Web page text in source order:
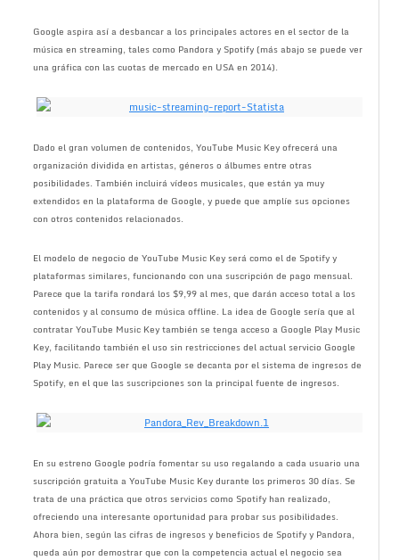
Google aspira así a desbancar a los principales actores en el sector de la
música en streaming, tales como Pandora y Spotify (más abajo se puede ver
una gráfica con las cuotas de mercado en USA en 2014).
Dado el gran volumen de contenidos, YouTube Music Key ofrecerá una
organización dividida en artistas, géneros o álbumes entre otras
posibilidades. También incluirá vídeos musicales, que están ya muy
extendidos en la plataforma de Google, y puede que amplíe sus opciones
con otros contenidos relacionados.
El modelo de negocio de YouTube Music Key será como el de Spotify y
plataformas similares, funcionando con una suscripción de pago mensual.
Parece que la tarifa rondará los $9,99 al mes, que darán acceso total a los
contenidos y al consumo de música offline. La idea de Google sería que al
contratar YouTube Music Key también se tenga acceso a Google Play Music
Key, facilitando también el uso sin restricciones del actual servicio Google
Play Music. Parece ser que Google se decanta por el sistema de ingresos de
Spotify, en el que las suscripciones son la principal fuente de ingresos.
En su estreno Google podría fomentar su uso regalando a cada usuario una
suscripción gratuita a YouTube Music Key durante los primeros 30 días. Se
trata de una práctica que otros servicios como Spotify han realizado,
ofreciendo una interesante oportunidad para probar sus posibilidades.
Ahora bien, según las cifras de ingresos y beneficios de Spotify y Pandora,
queda aún por demostrar que con la competencia actual el negocio sea